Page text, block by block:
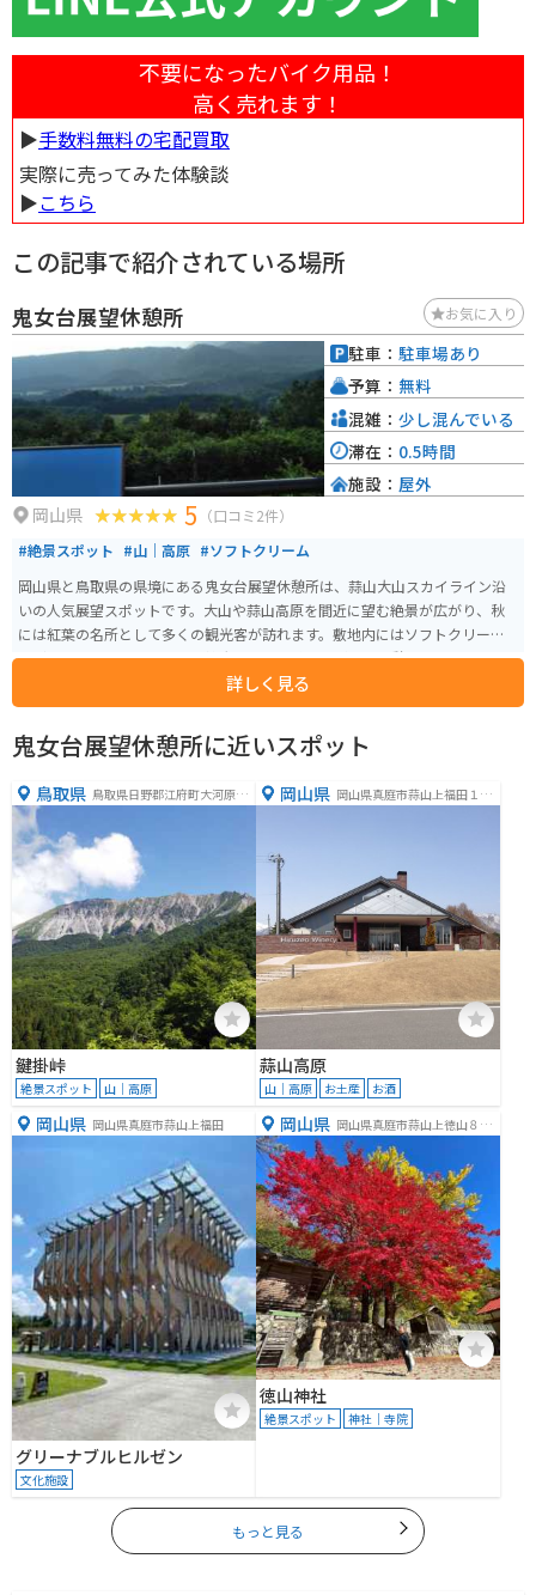
不要になったバイク用品！
高く売れます！
▶︎手数料無料の宅配買取
実際に売ってみた体験談
▶︎こちら
この記事で紹介されている場所
鬼女台展望休憩所 お気に入り
岡山県 5 （口コミ2件）
#絶景スポット #山｜高原 #ソフトクリーム
岡山県と鳥取県の県境にある鬼女台展望休憩所は、蒜山大山スカイライン沿
いの人気展望スポットです。大山や蒜山高原を間近に望む絶景が広がり、秋
には紅葉の名所として多くの観光客が訪れます。敷地内にはソフトクリーム
などを販売する売店もあり、雄大な景色を眺めながらの休憩にぴったりで
す。駐車場とトイレも完備されており、ドライブやツーリング途中の立ち寄
りスポットとしてもおすすめです。
詳しく見る
駐車： 駐車場あり
予算： 無料
混雑： 少し混んでいる
滞在： 0.5時間
施設： 屋外
鬼女台展望休憩所に近いスポット
鳥取県 鳥取県日野郡江府町大河原１
鍵掛峠
絶景スポット 山｜高原
岡山県 岡山県真庭市蒜山上福田１２
蒜山高原
山｜高原 お土産 お酒
岡山県 岡山県真庭市蒜山上福田
グリーナブルヒルゼン
文化施設
岡山県 岡山県真庭市蒜山上徳山８０
７
徳山神社
絶景スポット 神社｜寺院
もっと見る